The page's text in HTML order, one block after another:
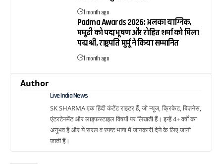
1 month ago
Padma Awards 2026: अलका याग्निक,
ममूटी को पद्म भूषण और रोहित शर्मा को मिला
पद्म श्री, राष्ट्रपति मुर्मू ने किया सम्मानित
1 month ago
Author
Live India News
SK SHARMA एक हिंदी कंटेंट राइटर हैं, जो न्यूज, क्रिकेट, बिज़नेस,
एंटरटेनमेंट और लाइफस्टाइल विषयों पर लिखती हैं। इन्हें 4+ वर्षों का
अनुभव है और ये सरल व स्पष्ट भाषा में जानकारी देने के लिए जानी
जाती हैं।